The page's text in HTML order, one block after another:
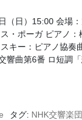
（日）15:00 会場
・ポーガ ピアノ
キー：ピアノ協奏
響曲第6番 ロ短調
タグ: NHK交響楽団